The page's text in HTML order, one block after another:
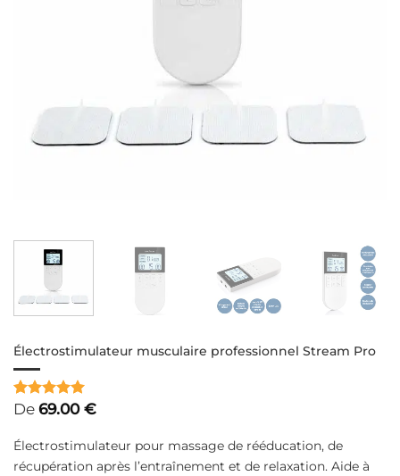
Électrostimulateur musculaire professionnel Stream Pro
Noté5sur
3
notations
client
De69.00€
Électrostimulateur pour massage de rééducation, de
récupération après l’entraînement et de relaxation. Aide à